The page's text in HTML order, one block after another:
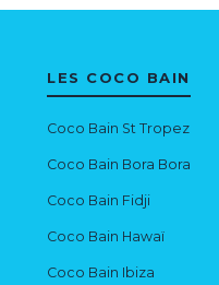
LES COCO BAIN
Coco Bain St Tropez
Coco Bain Bora Bora
Coco Bain Fidji
Coco Bain Hawaï
Coco Bain Ibiza